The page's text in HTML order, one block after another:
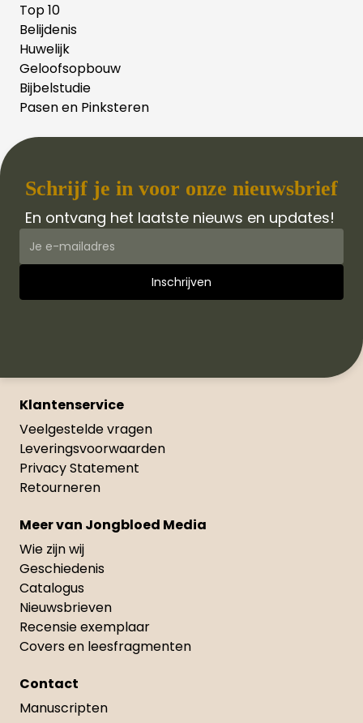
Top 10
Belijdenis
Huwelijk
Geloofsopbouw
Bijbelstudie
Pasen en Pinksteren
Schrijf je in voor onze nieuwsbrief
En ontvang het laatste nieuws en updates!
Klantenservice
Veelgestelde vragen
Leveringsvoorwaarden
Privacy Statement
Retourneren
Meer van Jongbloed Media
Wie zijn wij
Geschiedenis
Catalogus
Nieuwsbrieven
Recensie exemplaar
Covers en leesfragmenten
Contact
Manuscripten